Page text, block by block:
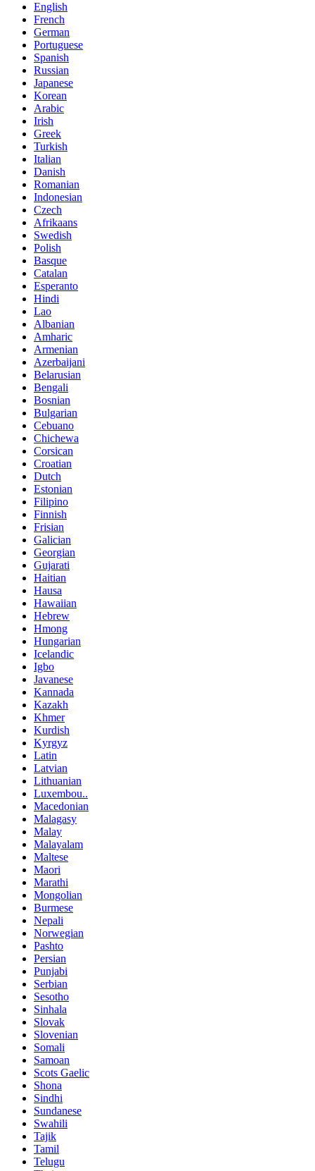
English
French
German
Portuguese
Spanish
Russian
Japanese
Korean
Arabic
Irish
Greek
Turkish
Italian
Danish
Romanian
Indonesian
Czech
Afrikaans
Swedish
Polish
Basque
Catalan
Esperanto
Hindi
Lao
Albanian
Amharic
Armenian
Azerbaijani
Belarusian
Bengali
Bosnian
Bulgarian
Cebuano
Chichewa
Corsican
Croatian
Dutch
Estonian
Filipino
Finnish
Frisian
Galician
Georgian
Gujarati
Haitian
Hausa
Hawaiian
Hebrew
Hmong
Hungarian
Icelandic
Igbo
Javanese
Kannada
Kazakh
Khmer
Kurdish
Kyrgyz
Latin
Latvian
Lithuanian
Luxembou..
Macedonian
Malagasy
Malay
Malayalam
Maltese
Maori
Marathi
Mongolian
Burmese
Nepali
Norwegian
Pashto
Persian
Punjabi
Serbian
Sesotho
Sinhala
Slovak
Slovenian
Somali
Samoan
Scots Gaelic
Shona
Sindhi
Sundanese
Swahili
Tajik
Tamil
Telugu